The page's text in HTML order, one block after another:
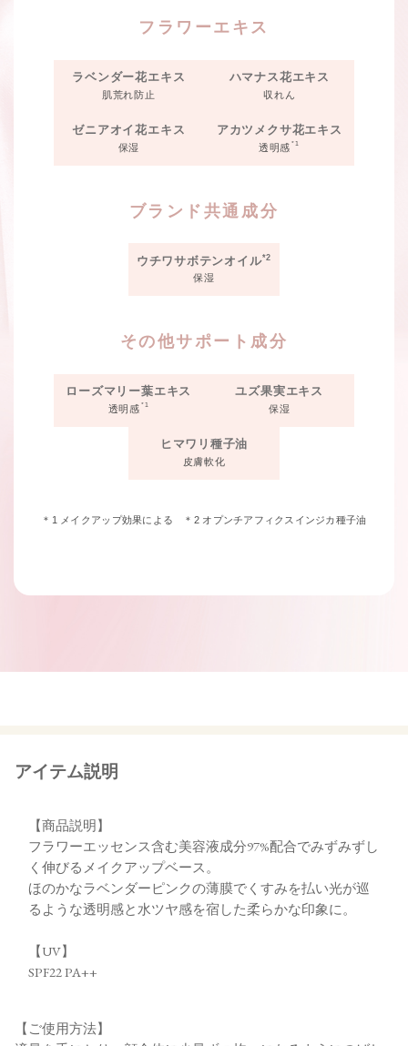
フラワーエキス
ラベンダー花エキス
肌荒れ防止
ハマナス花エキス
収れん
ゼニアオイ花エキス
保湿
アカツメクサ花エキス
透明感 *1
ブランド共通成分
ウチワサボテンオイル*2
保湿
その他サポート成分
ローズマリー葉エキス
透明感 *1
ユズ果実エキス
保湿
ヒマワリ種子油
皮膚軟化
＊1 メイクアップ効果による ＊2 オプンチアフィクスインジカ種子油
アイテム説明
【商品説明】
フラワーエッセンス含む美容液成分97%配合でみずみずし
く伸びるメイクアップベース。
ほのかなラベンダーピンクの薄膜でくすみを払い光が巡
るような透明感と水ツヤ感を宿した柔らかな印象に。
【UV】
SPF22 PA++
【ご使用方法】